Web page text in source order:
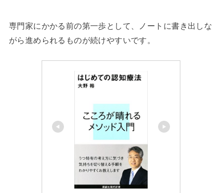
専門家にかかる前の第一歩として、ノートに書き出しな
がら進められるものが続けやすいです。